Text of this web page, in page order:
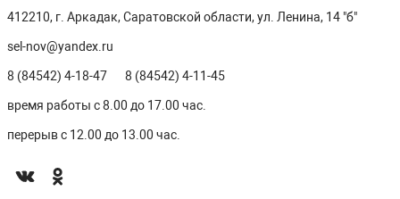
412210, г. Аркадак, Саратовской области, ул. Ленина, 14 "б"
sel-nov@yandex.ru
8 (84542) 4-18-47 8 (84542) 4-11-45
время работы с 8.00 до 17.00 час.
перерыв с 12.00 до 13.00 час.